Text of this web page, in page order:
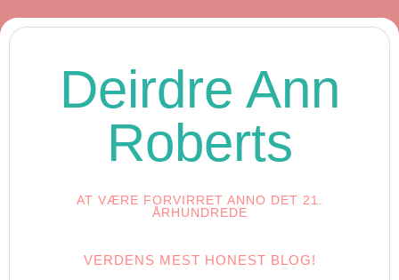
Deirdre Ann
Roberts
AT VÆRE FORVIRRET ANNO DET 21.
ÅRHUNDREDE
VERDENS MEST HONEST BLOG!